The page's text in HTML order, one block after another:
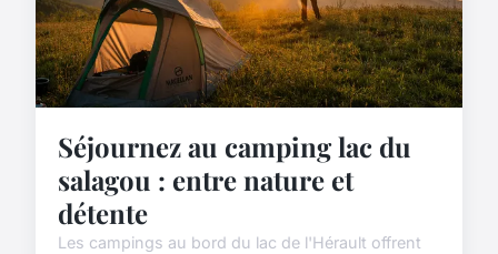
Séjournez au camping lac du
salagou : entre nature et
détente
Les campings au bord du lac de l'Hérault offrent